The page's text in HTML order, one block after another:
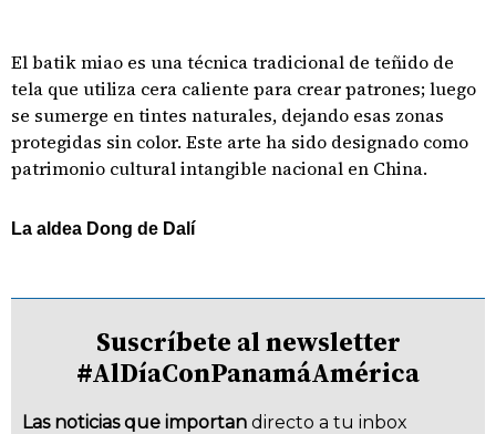
El batik miao es una técnica tradicional de teñido de
tela que utiliza cera caliente para crear patrones; luego
se sumerge en tintes naturales, dejando esas zonas
protegidas sin color. Este arte ha sido designado como
patrimonio cultural intangible nacional en China.
La aldea Dong de Dalí
Suscríbete al newsletter
#AlDíaConPanamáAmérica
Las noticias que importan directo a tu inbox